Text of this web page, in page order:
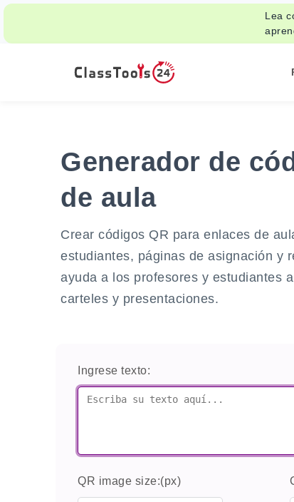
Lea
Generador de
de aula
Crear códigos QR para enlaces de
estudiantes, páginas de asignación y
ayuda a los profesores y estudiantes
carteles y presentaciones.
Ingrese texto:
QR image size:(px)